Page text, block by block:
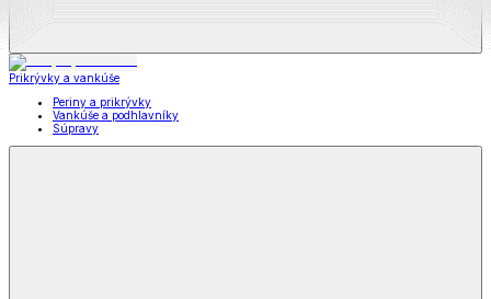
Prikrývky a vankúše
Periny a prikrývky
Vankúše a podhlavníky
Súpravy